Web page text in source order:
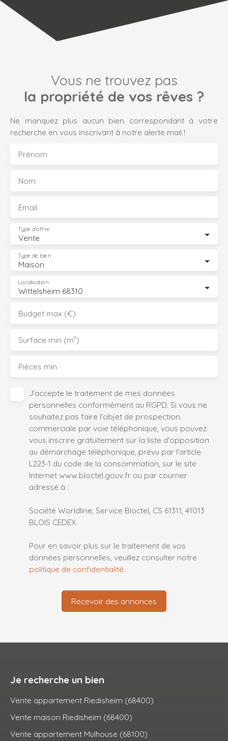
Vous ne trouvez pas
la propriété de vos rêves ?
Ne manquez plus aucun bien correspondant à votre
recherche en vous inscrivant à notre alerte mail !
Prénom
Nom
Email
Vente
Type d'offre
Maison
Type de bien
Wittelsheim 68310
Localisation
Budget max (€)
Surface min (m²)
Pièces min
J'accepte le traitement de mes données
personnelles conformément au RGPD. Si vous ne
souhaitez pas faire l'objet de prospection
commerciale par voie téléphonique, vous pouvez
vous inscrire gratuitement sur la liste d'opposition
au démarchage téléphonique, prévu par l'article
L223-1 du code de la consommation, sur le site
Internet www.bloctel.gouv.fr ou par courrier
adressé à :
Société Worldline, Service Bloctel, CS 61311, 41013
BLOIS CEDEX.
Pour en savoir plus sur le traitement de vos
données personnelles, veuillez consulter notre
politique de confidentialité.
Recevoir des annonces
Je recherche un bien
Vente appartement Riedisheim (68400)
Vente maison Riedisheim (68400)
Vente appartement Mulhouse (68100)